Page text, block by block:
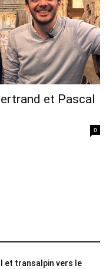
et Pascal
0
et transalpin vers le